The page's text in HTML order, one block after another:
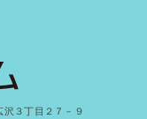
沢３丁目２７－９